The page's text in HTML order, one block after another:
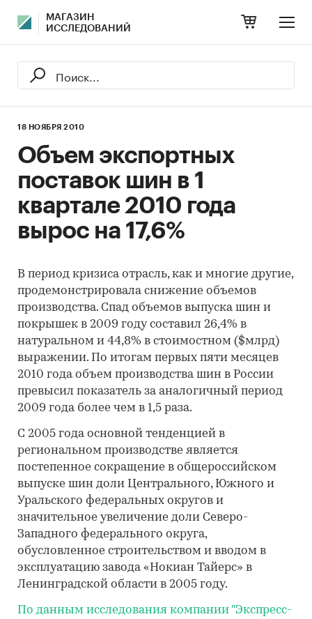
МАГАЗИН
ИССЛЕДОВАНИЙ
18 НОЯБРЯ 2010
Объем экспортных
поставок шин в 1
квартале 2010 года
вырос на 17,6%
В период кризиса отрасль, как и многие другие,
продемонстрировала снижение объемов
производства. Спад объемов выпуска шин и
покрышек в 2009 году составил 26,4% в
натуральном и 44,8% в стоимостном ($млрд)
выражении. По итогам первых пяти месяцев
2010 года объем производства шин в России
превысил показатель за аналогичный период
2009 года более чем в 1,5 раза.
С 2005 года основной тенденцией в
региональном производстве является
постепенное сокращение в общероссийском
выпуске шин доли Центрального, Южного и
Уральского федеральных округов и
значительное увеличение доли Северо-
Западного федерального округа,
обусловленное строительством и вводом в
эксплуатацию завода «Нокиан Тайерс» в
Ленинградской области в 2005 году.
По данным исследования компании "Экспресс-